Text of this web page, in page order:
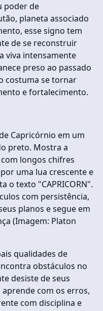
poder de
planeta associado
esse signo tem
de se reconstruir
viva intensamente
preso ao passado
costuma se tornar
e fortalecimento.
com persistência,
planos e segue em
(Imagem: Platon
qualidades de
obstáculos no
desiste de seus
com os erros,
com disciplina e